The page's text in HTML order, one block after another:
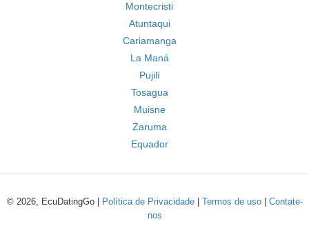
Montecristi
Atuntaqui
Cariamanga
La Maná
Pujilí
Tosagua
Muisne
Zaruma
Equador
© 2026, EcuDatingGo | Política de Privacidade| Termos de uso| Contate-
nos